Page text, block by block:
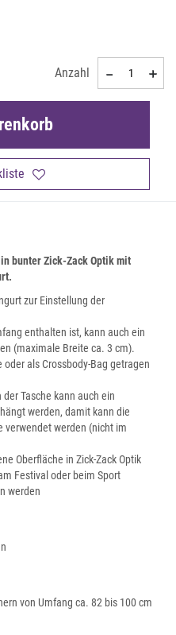
Anzahl
bunter Zick-Zack Optik mit
zur Einstellung der
enthalten ist, kann auch ein
(maximale Breite ca. 3 cm).
als Crossbody-Bag getragen
Tasche kann auch ein
werden, damit kann die
verwendet werden (nicht im
Oberfläche in Zick-Zack Optik
Festival oder beim Sport
werden
von Umfang ca. 82 bis 100 cm